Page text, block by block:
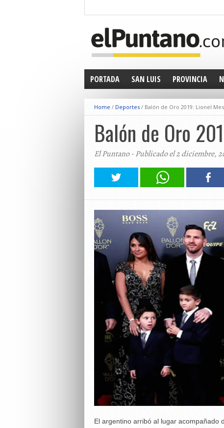
PORTADA SAN LUIS PROVINCIA
Home / Deportes / Balón de Oro 2019: Lionel
Balón de Oro
El Puntano - Publicado el 2 diciembre,
El argentino arribó al lugar acompañado